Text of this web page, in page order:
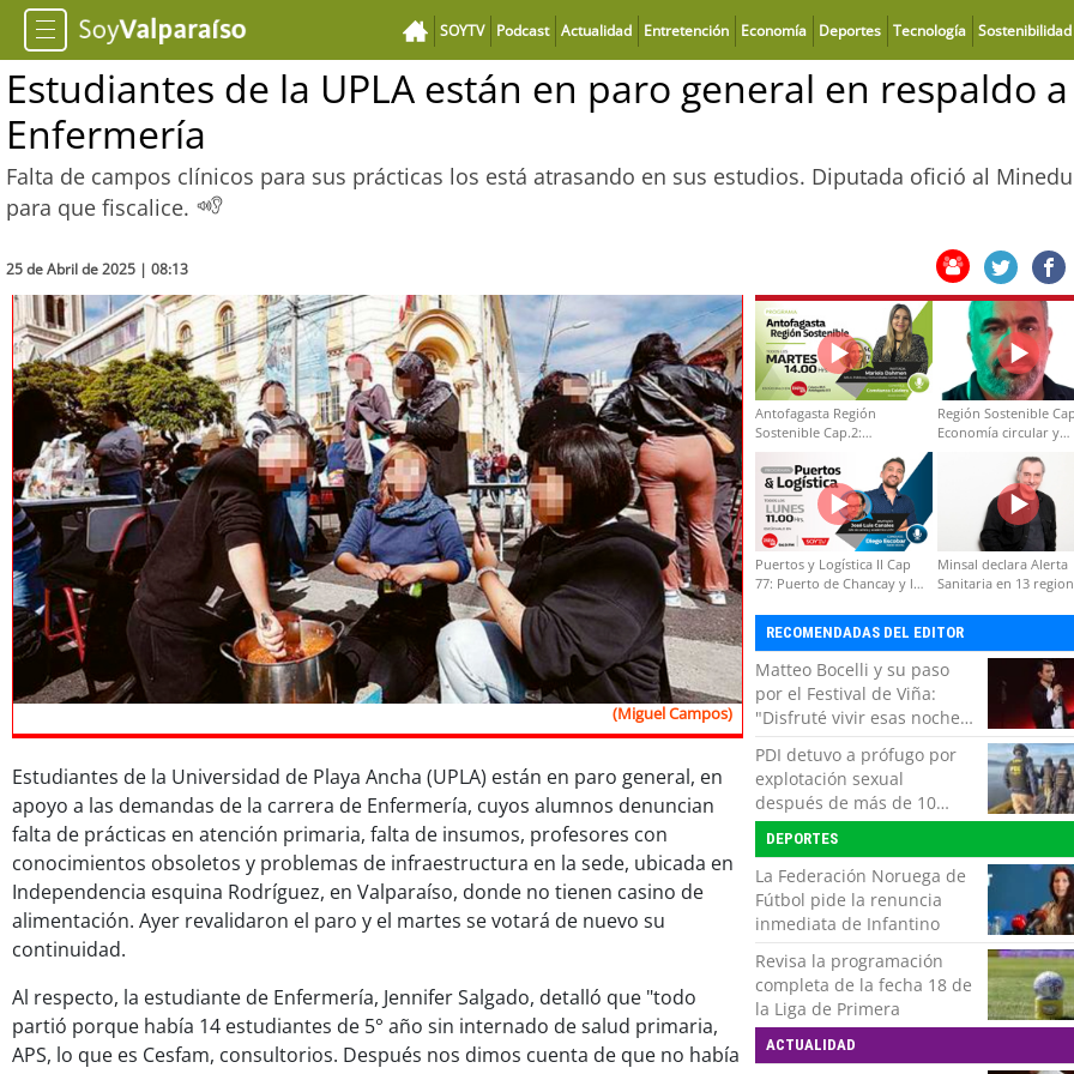
SOYTV Podcast Actualidad Entretención Economía Deportes Tecnología Sostenibilidad
Estudiantes de la UPLA están en paro general en respaldo a
Enfermería
Falta de campos clínicos para sus prácticas los está atrasando en sus estudios. Diputada ofició al
para que fiscalice.
25 de Abril de 2025 | 08:13
(Miguel Campos)
Estudiantes de la Universidad de Playa Ancha (UPLA) están en paro general, en
apoyo a las demandas de la carrera de Enfermería, cuyos alumnos denuncian
falta de prácticas en atención primaria, falta de insumos, profesores con
conocimientos obsoletos y problemas de infraestructura en la sede, ubicada en
Independencia esquina Rodríguez, en Valparaíso, donde no tienen casino de
alimentación. Ayer revalidaron el paro y el martes se votará de nuevo su
continuidad.
Al respecto, la estudiante de Enfermería, Jennifer Salgado, detalló que "todo
partió porque había 14 estudiantes de 5° año sin internado de salud primaria,
APS, lo que es Cesfam, consultorios. Después nos dimos cuenta de que no había
Antofagasta Región
Sostenible Cap.2:
Educación ambiental y
formación de capacidades
técnicas
Región Sostenible
Economía circular y
Puertos y Logística II Cap
77: Puerto de Chancay y la
Minsal declara Alerta
Sanitaria en 13
RECOMENDADAS DEL EDITOR
Matteo Bocelli y su paso
por el Festival de Viña:
"Disfruté vivir esas noches.
Es momento de volver con
mi show"
PDI detuvo a prófugo por
explotación sexual
después de más de 10
horas de navegación en la
zona austral
DEPORTES
La Federación Noruega de
Fútbol pide la renuncia
inmediata de Infantino
Revisa la programación
completa de la fecha 18 de
la Liga de Primera
ACTUALIDAD